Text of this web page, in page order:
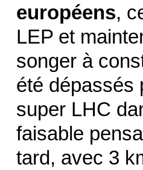
européens,
LEP et
songer à
été dépassés
super LHC
faisable
tard, avec 3